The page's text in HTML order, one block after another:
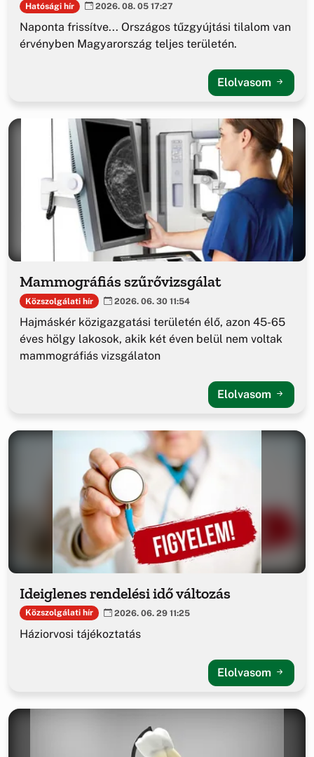
Hatósági hír 2026. 08. 05 17:27
Naponta frissítve... Országos tűzgyújtási tilalom van
érvényben Magyarország teljes területén.
Elolvasom
Mammográfiás szűrővizsgálat
Közszolgálati hír 2026. 06. 30 11:54
Hajmáskér közigazgatási területén élő, azon 45-65
éves hölgy lakosok, akik két éven belül nem voltak
mammográfiás vizsgálaton
Elolvasom
Ideiglenes rendelési idő változás
Közszolgálati hír 2026. 06. 29 11:25
Háziorvosi tájékoztatás
Elolvasom